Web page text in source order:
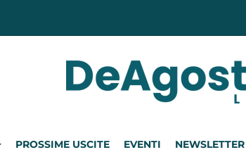
PROSSIME USCITE EVENTI NEWSLETTER